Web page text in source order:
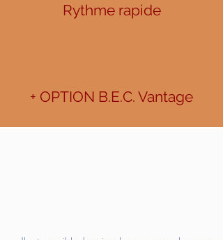
Rythme rapide
+ OPTION B.E.C. Vantage